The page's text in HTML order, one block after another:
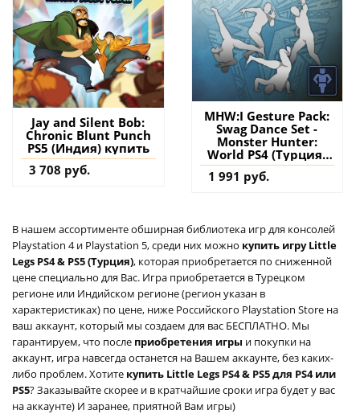
Jay and Silent Bob:
Chronic Blunt Punch
PS5 (Индия) купить
3 708 руб.
MHW:I Gesture Pack:
Swag Dance Set -
Monster Hunter:
World PS4 (Турция)
купить дополнение
на аккаунт
1 991 руб.
В нашем ассортименте обширная библиотека игр для консолей
Playstation 4 и Playstation 5, среди них можно купить игру Little
Legs PS4 & PS5 (Турция), которая приобретается по сниженной
цене специально для Вас. Игра приобретается в Турецком
регионе или Индийском регионе (регион указан в
характеристиках) по цене, ниже Российского Playstation Store на
ваш аккаунт, который мы создаем для вас БЕСПЛАТНО. Мы
гарантируем, что после приобретения игры и покупки на
аккаунт, игра навсегда останется на Вашем аккаунте, без каких-
либо проблем. Хотите купить Little Legs PS4 & PS5 для PS4 или
PS5? Заказывайте скорее и в кратчайшие сроки игра будет у вас
на аккаунте) И заранее, приятной Вам игры)